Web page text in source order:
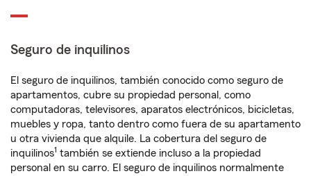
Seguro de inquilinos
El seguro de inquilinos, también conocido como seguro de
apartamentos, cubre su propiedad personal, como
computadoras, televisores, aparatos electrónicos, bicicletas,
muebles y ropa, tanto dentro como fuera de su apartamento
u otra vivienda que alquile. La cobertura del seguro de
inquilinos1 también se extiende incluso a la propiedad
personal en su carro. El seguro de inquilinos normalmente